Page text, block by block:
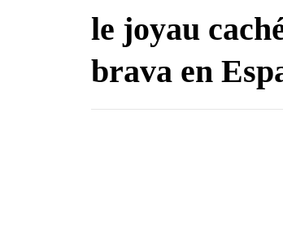
le joyau
brava en